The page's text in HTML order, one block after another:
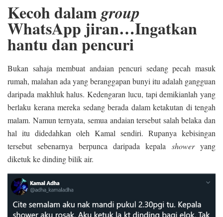
Kecoh dalamgroup
WhatsApp jiran…Ingatkan
hantu dan pencuri
Bukan sahaja membuat andaian pencuri sedang pecah masuk
rumah, malahan ada yang beranggapan bunyi itu adalah gangguan
daripada makhluk halus. Kedengaran lucu, tapi demikianlah yang
berlaku kerana mereka sedang berada dalam ketakutan di tengah
malam. Namun ternyata, semua andaian tersebut salah belaka dan
hal itu didedahkan oleh Kamal sendiri. Rupanya kebisingan
tersebut sebenarnya berpunca daripada kepala showeryang
diketuk ke dinding bilik air.